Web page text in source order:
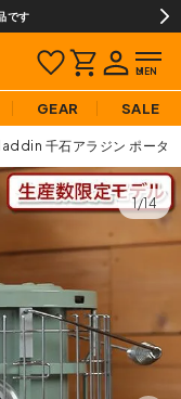
です
GEAR SALE
千石アラジン ポータ
1/14